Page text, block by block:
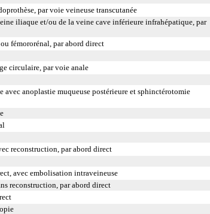
par voie veineuse transcutanée
iliaque et/ou de la veine cave inférieure infrahépatique, par
fémororénal, par abord direct
circulaire, par voie anale
anoplastie muqueuse postérieure et sphinctérotomie
reconstruction, par abord direct
avec embolisation intraveineuse
reconstruction, par abord direct